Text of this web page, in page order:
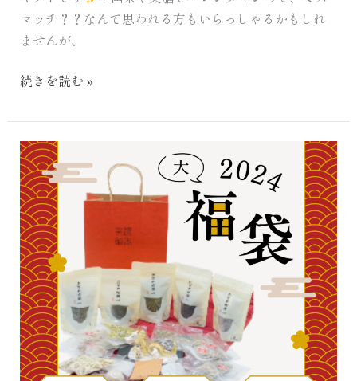
マッチ？？なんて思われる方もいらっしゃるかもしれ
ませんが、
続きを読む »
2024
福
袋
(大)